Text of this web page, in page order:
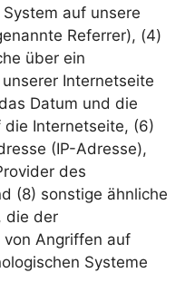
auf unsere
Referrer), (4)
über ein
Internetseite
Datum und die
Internetseite, (6)
(IP-Adresse),
des
(8) sonstige ähnliche
die der
von Angriffen auf
Systeme